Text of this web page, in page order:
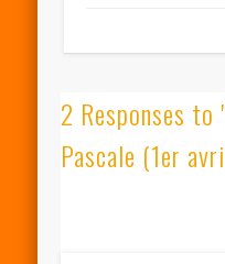
2 Responses
Pascale (1er